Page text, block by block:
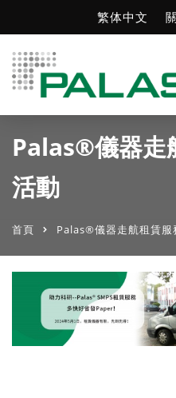
繁体中文
Palas®儀器走
活動
首頁 Palas®儀器走航租賃服